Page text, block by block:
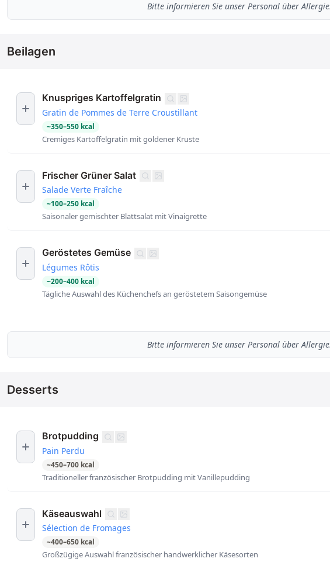
Bitte informieren Sie unser Personal über
Beilagen
Knuspriges Kartoffelgratin
Gratin de Pommes de Terre Croustillant
~350–550 kcal
Cremiges Kartoffelgratin mit goldener Kruste
Frischer Grüner Salat
Salade Verte Fraîche
~100–250 kcal
Saisonaler gemischter Blattsalat mit Vinaigrette
Geröstetes Gemüse
Légumes Rôtis
~200–400 kcal
Tägliche Auswahl des Küchenchefs an geröstetem Saisongemüse
Bitte informieren Sie unser Personal über
Desserts
Brotpudding
Pain Perdu
~450–700 kcal
Traditioneller französischer Brotpudding mit Vanillepudding
Käseauswahl
Sélection de Fromages
~400–650 kcal
Großzügige Auswahl französischer handwerklicher Käsesorten